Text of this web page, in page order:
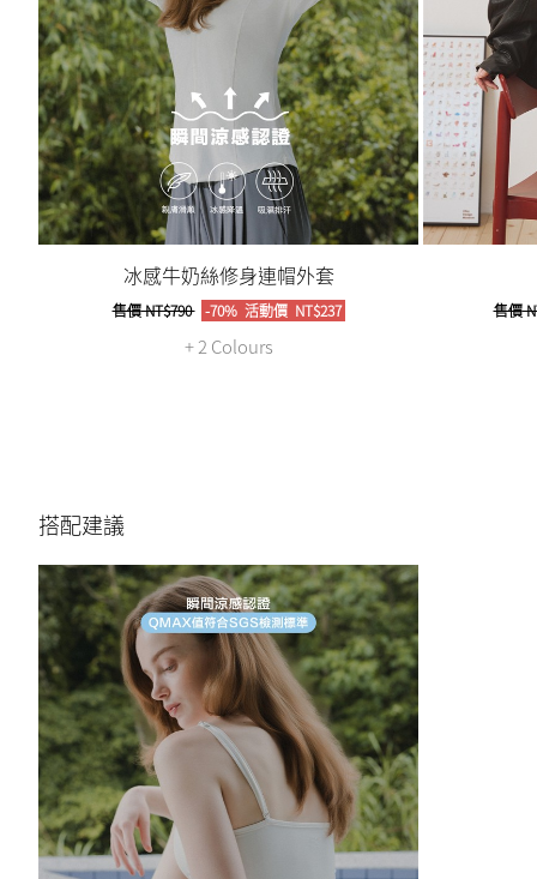
冰感牛奶絲修身連帽外套
售價NT$790 -70% 活動價NT$237
+ 2 Colours
售價
搭配建議